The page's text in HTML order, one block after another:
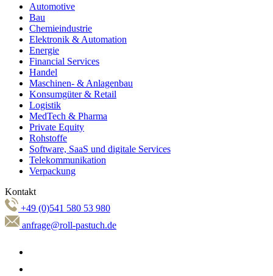
Automotive
Bau
Chemieindustrie
Elektronik & Automation
Energie
Financial Services
Handel
Maschinen- & Anlagenbau
Konsumgüter & Retail
Logistik
MedTech & Pharma
Private Equity
Rohstoffe
Software, SaaS und digitale Services
Telekommunikation
Verpackung
Kontakt
+49 (0)541 580 53 980
anfrage@roll-pastuch.de